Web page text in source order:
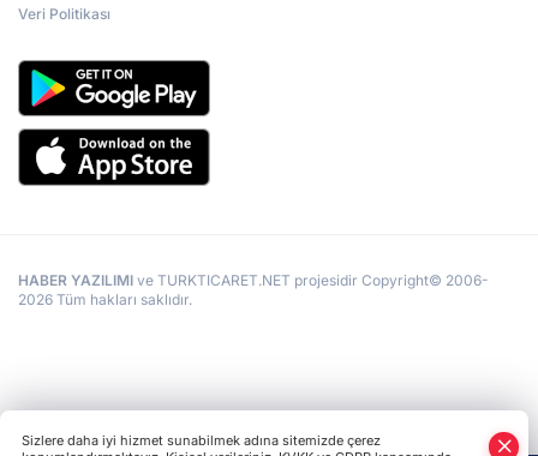
Veri Politikası
HABER YAZILIMI ve TURKTICARET.NET projesidir Copyright© 2006-
2026 Tüm hakları saklıdır.
Sizlere daha iyi hizmet sunabilmek adına sitemizde çerez